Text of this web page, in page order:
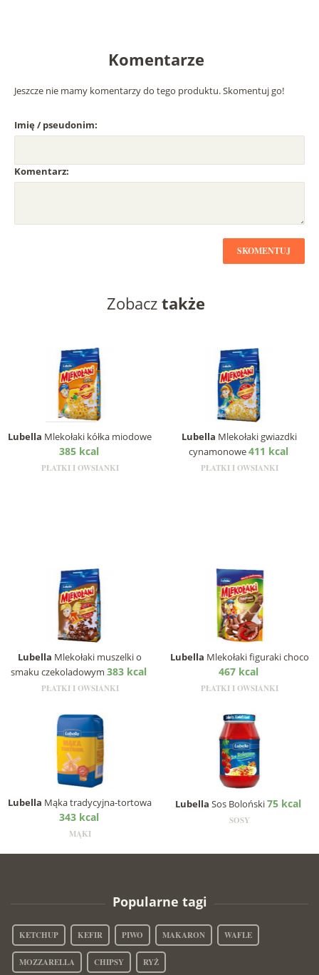
Komentarze
Jeszcze nie mamy komentarzy do tego produktu. Skomentuj go!
Imię / pseudonim:
Komentarz:
SKOMENTUJ
Zobacz także
Lubella Mlekołaki kółka miodowe
385 kcal
PŁATKI I OWSIANKI
Lubella Mlekołaki gwiazdki
cynamonowe411 kcal
PŁATKI I OWSIANKI
Lubella Mlekołaki muszelki o
smaku czekoladowym 383 kcal
PŁATKI I OWSIANKI
Lubella Mlekołaki figuraki choco
467 kcal
PŁATKI I OWSIANKI
Lubella Mąka tradycyjna-tortowa
343 kcal
MĄKI
Lubella Sos Boloński75 kcal
SOSY
Popularne tagi
KETCHUP KEFIR PIWO MAKARON WAFLE
MOZZARELLA CHIPSY RYŻ